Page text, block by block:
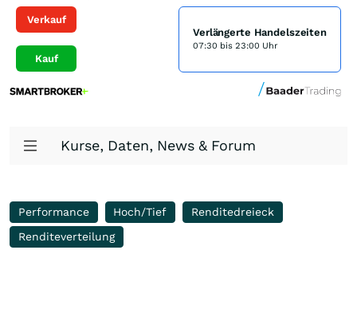
Verkauf
Kauf
Verlängerte Handelszeiten
07:30 bis 23:00 Uhr
Kurse, Daten, News & Forum
Performance Hoch/Tief
Renditedreieck
Renditeverteilung